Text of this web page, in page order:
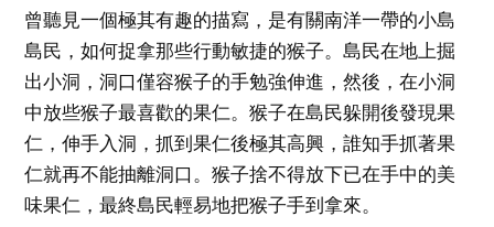
曾聽見一個極其有趣的描寫，是有關南洋一帶的小島
島民，如何捉拿那些行動敏捷的猴子。島民在地上掘
出小洞，洞口僅容猴子的手勉強伸進，然後，在小洞
中放些猴子最喜歡的果仁。猴子在島民躲開後發現果
仁，伸手入洞，抓到果仁後極其高興，誰知手抓著果
仁就再不能抽離洞口。猴子捨不得放下已在手中的美
味果仁，最終島民輕易地把猴子手到拿來。